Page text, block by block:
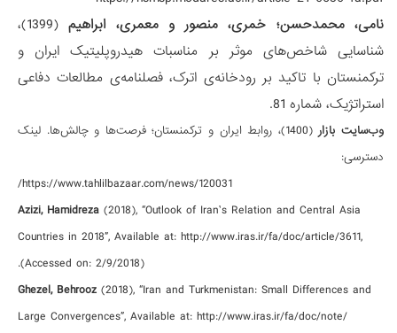
نامی، محمدحسن؛ خمری، منصور و معمری، ابراهیم
(1399)،
شناسایی شاخص‌های موثر بر مناسبات هیدروپلیتیک ایران و
ترکمنستان با تاکید بر رودخانه‌ی اترک، فصلنامه‌ی مطالعات دفاعی
استراتژیک، شماره 81.
وب‌سایت بازار
(1400)، روابط ایران و ترکمنستان؛ فرصت‌ها و چالش‌ها. لینک
دسترسی:
https://www.tahlilbazaar.com/news/120031/
Azizi, Hamidreza (2018), “Outlook of Iran’s Relation and Central Asia
Countries in 2018”, Available at: http://www.iras.ir/fa/doc/article/3611,
(Accessed on: 2/9/2018).
Ghezel, Behrooz (2018), “Iran and Turkmenistan: Small Differences and
Large Convergences”, Available at: http://www.iras.ir/fa/doc/note/